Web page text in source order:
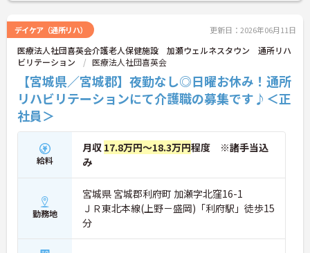
ます。
デイケア（通所リハ） 更新日：2026年06月11日
医療法人社団喜英会介護老人保健施設 加瀬ウェルネスタウン 通所リハ
ビリテーション
医療法人社団喜英会
【宮城県／宮城郡】夜勤なし◎日曜お休み！通所
リハビリテーションにて介護職の募集です♪＜正
社員＞
給料
月収 17.8万円～18.3万円程度 ※諸手当込
み
勤務地
宮城県 宮城郡利府町 加瀬字北窪16-1
ＪＲ東北本線(上野－盛岡)「利府駅」徒歩15
分